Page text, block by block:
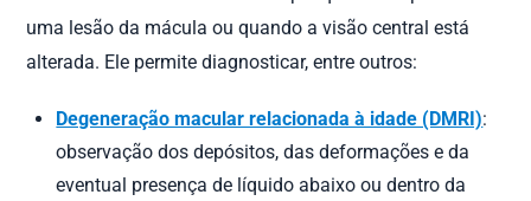
uma lesão da mácula ou quando a visão central está
alterada. Ele permite diagnosticar, entre outros:
Degeneração macular relacionada à idade (DMRI):
observação dos depósitos, das deformações e da
eventual presença de líquido abaixo ou dentro da